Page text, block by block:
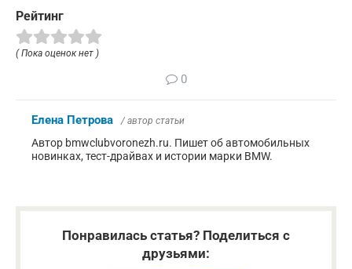
Рейтинг
( Пока оценок нет )
0
Елена Петрова / автор статьи
Автор bmwclubvoronezh.ru. Пишет об автомобильных
новинках, тест-драйвах и истории марки BMW.
Понравилась статья? Поделиться с
друзьями: